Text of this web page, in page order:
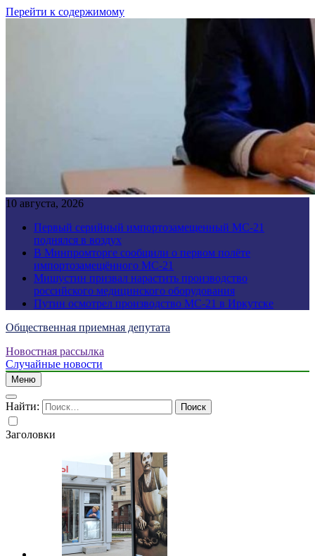
Перейти к содержимому
10 августа, 2026
Первый серийный импортозамещенный МС-21
поднялся в воздух
В Минпромторге сообщили о первом полёте
импортозамещённого МС-21
Мишустин призвал нарастить производство
российского медицинского оборудования
Путин осмотрел производство МС-21 в Иркутске
Общественная приемная депутата
Новостная рассылка
Случайные новости
Меню
Найти:
Заголовки